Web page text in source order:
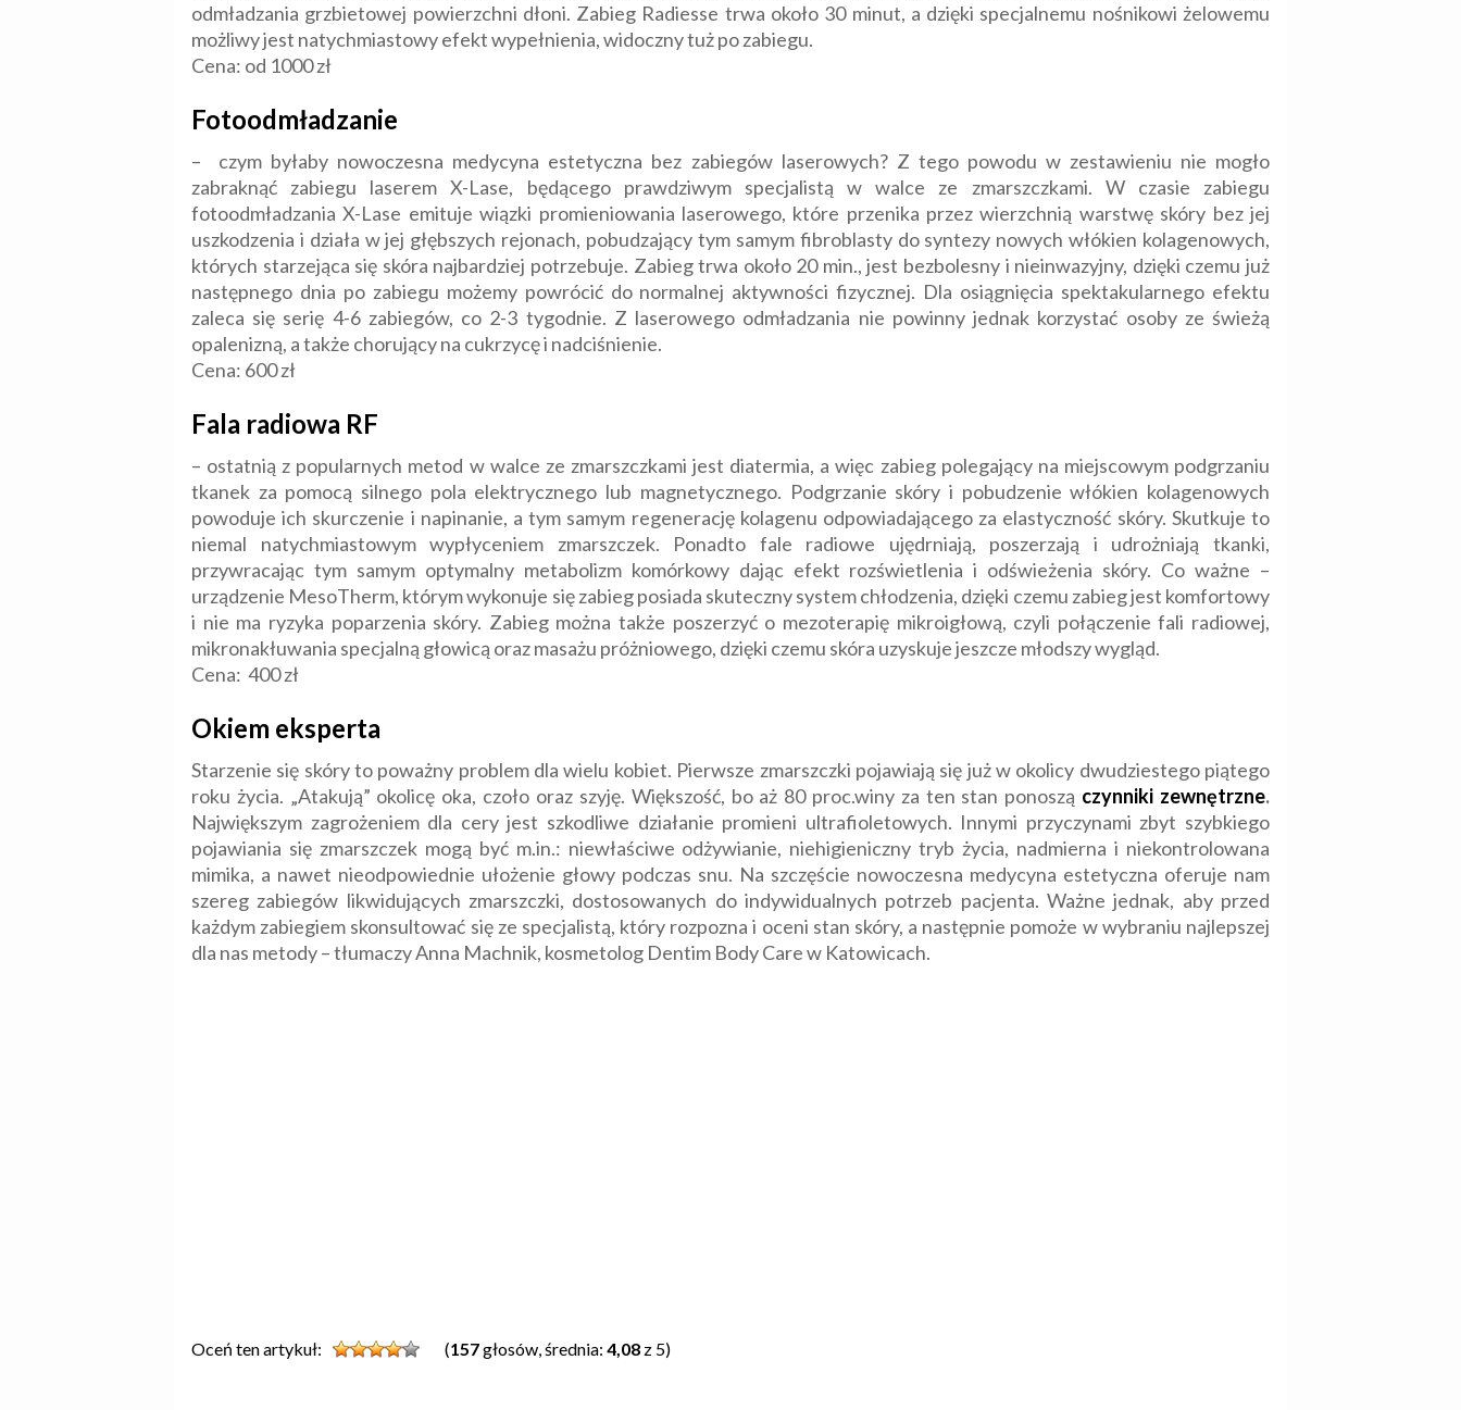
odmładzania grzbietowej powierzchni dłoni. Zabieg Radiesse trwa około 30 minut, a dzięki specjalnemu nośnikowi żelowemu
możliwy jest natychmiastowy efekt wypełnienia, widoczny tuż po zabiegu.
Cena: od 1000 zł
Fotoodmładzanie
– czym byłaby nowoczesna medycyna estetyczna bez zabiegów laserowych? Z tego powodu w zestawieniu nie mogło
zabraknąć zabiegu laserem X-Lase, będącego prawdziwym specjalistą w walce ze zmarszczkami. W czasie zabiegu
fotoodmładzania X-Lase emituje wiązki promieniowania laserowego, które przenika przez wierzchnią warstwę skóry bez jej
uszkodzenia i działa w jej głębszych rejonach, pobudzający tym samym fibroblasty do syntezy nowych włókien kolagenowych,
których starzejąca się skóra najbardziej potrzebuje. Zabieg trwa około 20 min., jest bezbolesny i nieinwazyjny, dzięki czemu już
następnego dnia po zabiegu możemy powrócić do normalnej aktywności fizycznej. Dla osiągnięcia spektakularnego efektu
zaleca się serię 4-6 zabiegów, co 2-3 tygodnie. Z laserowego odmładzania nie powinny jednak korzystać osoby ze świeżą
opalenizną, a także chorujący na cukrzycę i nadciśnienie.
Cena: 600 zł
Fala radiowa RF
– ostatnią z popularnych metod w walce ze zmarszczkami jest diatermia, a więc zabieg polegający na miejscowym podgrzaniu
tkanek za pomocą silnego pola elektrycznego lub magnetycznego. Podgrzanie skóry i pobudzenie włókien kolagenowych
powoduje ich skurczenie i napinanie, a tym samym regenerację kolagenu odpowiadającego za elastyczność skóry. Skutkuje to
niemal natychmiastowym wypłyceniem zmarszczek. Ponadto fale radiowe ujędrniają, poszerzają i udrożniają tkanki,
przywracając tym samym optymalny metabolizm komórkowy dając efekt rozświetlenia i odświeżenia skóry. Co ważne –
urządzenie MesoTherm, którym wykonuje się zabieg posiada skuteczny system chłodzenia, dzięki czemu zabieg jest komfortowy
i nie ma ryzyka poparzenia skóry. Zabieg można także poszerzyć o mezoterapię mikroigłową, czyli połączenie fali radiowej,
mikronakłuwania specjalną głowicą oraz masażu próżniowego, dzięki czemu skóra uzyskuje jeszcze młodszy wygląd.
Cena: 400 zł
Okiem eksperta
Starzenie się skóry to poważny problem dla wielu kobiet. Pierwsze zmarszczki pojawiają się już w okolicy dwudziestego piątego
roku życia. „Atakują” okolicę oka, czoło oraz szyję. Większość, bo aż 80 proc.winy za ten stan ponoszą czynniki zewnętrzne.
Największym zagrożeniem dla cery jest szkodliwe działanie promieni ultrafioletowych. Innymi przyczynami zbyt szybkiego
pojawiania się zmarszczek mogą być m.in.: niewłaściwe odżywianie, niehigieniczny tryb życia, nadmierna i niekontrolowana
mimika, a nawet nieodpowiednie ułożenie głowy podczas snu. Na szczęście nowoczesna medycyna estetyczna oferuje nam
szereg zabiegów likwidujących zmarszczki, dostosowanych do indywidualnych potrzeb pacjenta. Ważne jednak, aby przed
każdym zabiegiem skonsultować się ze specjalistą, który rozpozna i oceni stan skóry, a następnie pomoże w wybraniu najlepszej
dla nas metody – tłumaczy Anna Machnik, kosmetolog Dentim Body Care w Katowicach.
Oceń ten artykuł: (157głosów, średnia: 4,08 z 5)